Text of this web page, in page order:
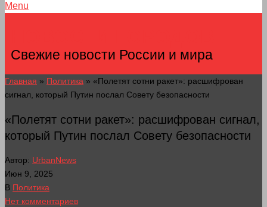
Menu
Свежие новости России и мира
Главная » Политика » «Полетят сотни ракет»: расшифрован
сигнал, который Путин послал Совету безопасности
«Полетят сотни ракет»: расшифрован сигнал,
который Путин послал Совету безопасности
Автор: UrbanNews
Июн 9, 2025
В Политика
Нет комментариев